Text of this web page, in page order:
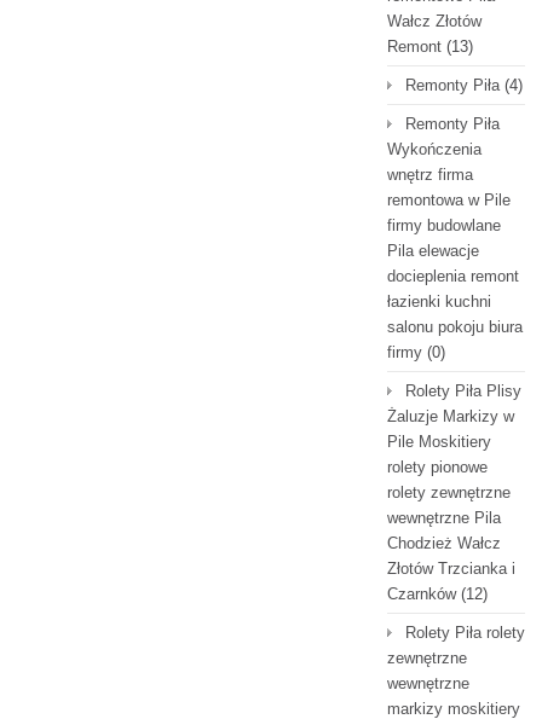
Wałcz Złotów
Remont (13)
Remonty Piła(4)
Remonty Piła
Wykończenia
wnętrz firma
remontowa w Pile
firmy budowlane
Pila elewacje
docieplenia remont
łazienki kuchni
salonu pokoju biura
firmy (0)
Rolety Piła Plisy
Żaluzje Markizy w
Pile Moskitiery
rolety pionowe
rolety zewnętrzne
wewnętrzne Pila
Chodzież Wałcz
Złotów Trzcianka i
Czarnków(12)
Rolety Piła rolety
zewnętrzne
wewnętrzne
markizy moskitiery